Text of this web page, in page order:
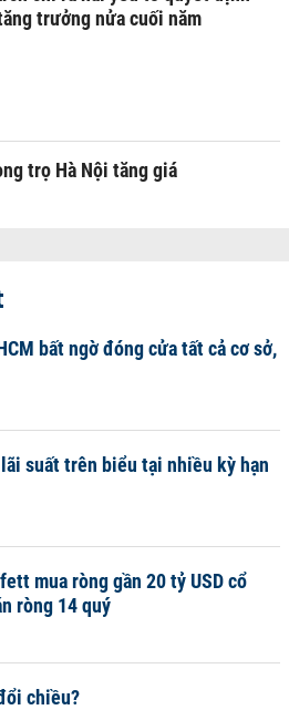
trưởng nửa cuối năm
trọ Hà Nội tăng giá
bất ngờ đóng cửa tất cả cơ sở,
suất trên biểu tại nhiều kỳ hạn
mua ròng gần 20 tỷ USD cổ
ròng 14 quý
chiều?